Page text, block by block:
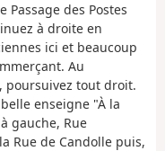
Passage des Postes
à droite en
ici et beaucoup
Au
poursuivez tout droit.
enseigne "À la
gauche, Rue
Rue de Candolle puis,